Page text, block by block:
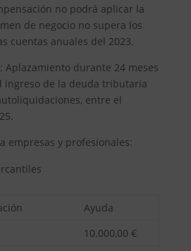
no podrá aplicar la
de negocio no supera los
cuentas anuales del 2023.
Aplazamiento durante 24 meses
ingreso de la deuda tributaria
entre el
empresas y profesionales:
Ayuda
10.000,00 €